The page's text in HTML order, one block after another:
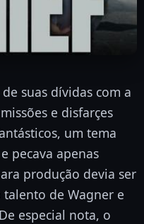
suas dívidas com a
e disfarçes
um tema
pecava apenas
produção devia ser
de Wagner e
especial nota, o